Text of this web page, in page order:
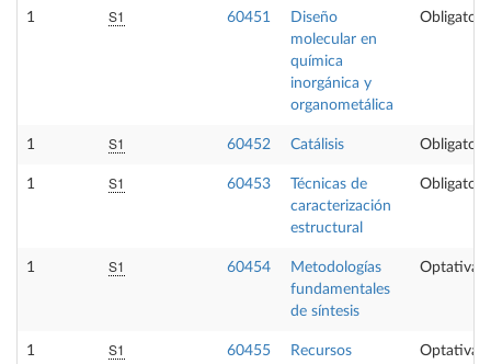
1 S1 60451
Diseño
molecular en
química
inorgánica y
organometálica
1 S1 60452 Catálisis
1 S1 60453
Técnicas de
caracterización
estructural
1 S1 60454
Metodologías
fundamentales
de síntesis
Optativa
1 S1 60455
Recursos
Optativa